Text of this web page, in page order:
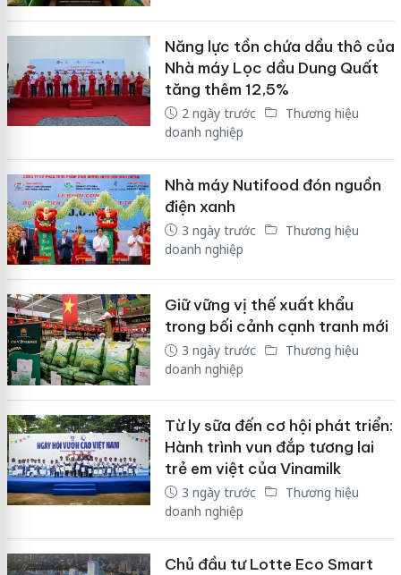
Năng lực tồn chứa dầu thô của
Nhà máy Lọc dầu Dung Quất
tăng thêm 12,5%
2 ngày trước
Thương hiệu
doanh nghiệp
Nhà máy Nutifood đón nguồn
điện xanh
3 ngày trước
Thương hiệu
doanh nghiệp
Giữ vững vị thế xuất khẩu
trong bối cảnh cạnh tranh mới
3 ngày trước
Thương hiệu
doanh nghiệp
Từ ly sữa đến cơ hội phát triển:
Hành trình vun đắp tương lai
trẻ em việt của Vinamilk
3 ngày trước
Thương hiệu
doanh nghiệp
Chủ đầu tư Lotte Eco Smart